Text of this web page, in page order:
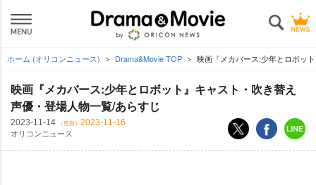
ホーム (オリコンニュース) Drama&Movie TOP 映画『メカバース:少年とロボッ
映画『メカバース:少年とロボット』キャスト・吹き替え
声優・登場人物一覧/あらすじ
2023-11-14 （更新） 2023-11-16
オリコンニュース